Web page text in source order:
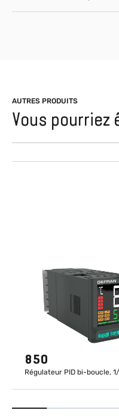
AUTRES PRODUITS
Vous
850
Régulateur PID bi-boucle, 1/